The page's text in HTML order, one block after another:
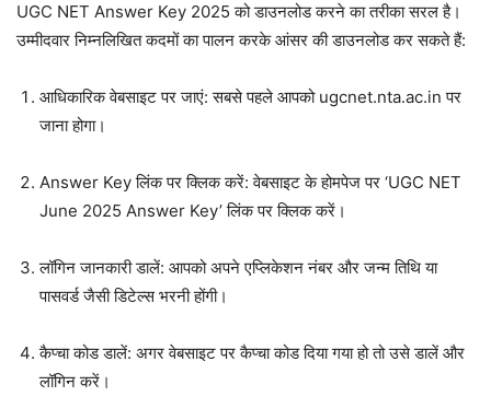
UGC NET Answer Key 2025 को डाउनलोड करने का तरीका सरल है।
उम्मीदवार निम्नलिखित कदमों का पालन करके आंसर की डाउनलोड कर सकते हैं:
आधिकारिक वेबसाइट पर जाएं: सबसे पहले आपको ugcnet.nta.ac.in पर
जाना होगा।
Answer Key लिंक पर क्लिक करें: वेबसाइट के होमपेज पर ‘UGC NET
June 2025 Answer Key’ लिंक पर क्लिक करें।
लॉगिन जानकारी डालें: आपको अपने एप्लिकेशन नंबर और जन्म तिथि या
पासवर्ड जैसी डिटेल्स भरनी होंगी।
कैप्चा कोड डालें: अगर वेबसाइट पर कैप्चा कोड दिया गया हो तो उसे डालें और
लॉगिन करें।